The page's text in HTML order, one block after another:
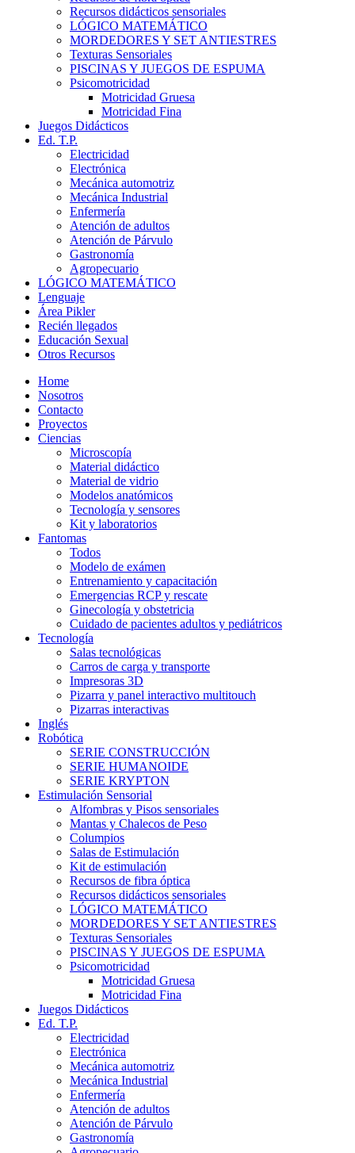
Recursos didácticos sensoriales
LÓGICO MATEMÁTICO
MORDEDORES Y SET ANTIESTRES
Texturas Sensoriales
PISCINAS Y JUEGOS DE ESPUMA
Psicomotricidad
Motricidad Gruesa
Motricidad Fina
Juegos Didácticos
Ed. T.P.
Electricidad
Electrónica
Mecánica automotriz
Mecánica Industrial
Enfermería
Atención de adultos
Atención de Párvulo
Gastronomía
Agropecuario
LÓGICO MATEMÁTICO
Lenguaje
Área Pikler
Recién llegados
Educación Sexual
Otros Recursos
Home
Nosotros
Contacto
Proyectos
Ciencias
Microscopía
Material didáctico
Material de vidrio
Modelos anatómicos
Tecnología y sensores
Kit y laboratorios
Fantomas
Todos
Modelo de exámen
Entrenamiento y capacitación
Emergencias RCP y rescate
Ginecología y obstetricia
Cuidado de pacientes adultos y pediátricos
Tecnología
Salas tecnológicas
Carros de carga y transporte
Impresoras 3D
Pizarra y panel interactivo multitouch
Pizarras interactivas
Inglés
Robótica
SERIE CONSTRUCCIÓN
SERIE HUMANOIDE
SERIE KRYPTON
Estimulación Sensorial
Alfombras y Pisos sensoriales
Mantas y Chalecos de Peso
Columpios
Salas de Estimulación
Kit de estimulación
Recursos de fibra óptica
Recursos didácticos sensoriales
LÓGICO MATEMÁTICO
MORDEDORES Y SET ANTIESTRES
Texturas Sensoriales
PISCINAS Y JUEGOS DE ESPUMA
Psicomotricidad
Motricidad Gruesa
Motricidad Fina
Juegos Didácticos
Ed. T.P.
Electricidad
Electrónica
Mecánica automotriz
Mecánica Industrial
Enfermería
Atención de adultos
Atención de Párvulo
Gastronomía